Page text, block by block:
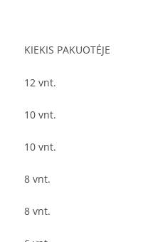
KIEKIS PAKUOTĖJE
12 vnt.
10 vnt.
10 vnt.
8 vnt.
8 vnt.